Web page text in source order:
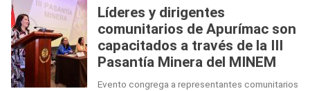
Líderes y dirigentes
comunitarios de Apurímac son
capacitados a través de la III
Pasantía Minera del MINEM
Evento congrega a representantes comunitarios